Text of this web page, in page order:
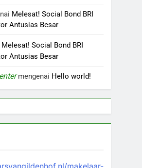
Melesat! Social Bond BRI
Antusias Besar
Melesat! Social Bond BRI
Antusias Besar
mengenai Hello world!
makelaar-